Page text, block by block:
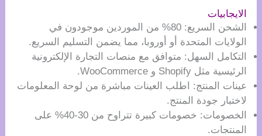
الايجابيات
الشحن السريع: 80% من الموردين موجودون في
الولايات المتحدة أو أوروبا، مما يضمن التسليم السريع.
التكامل السهل: متوافق مع منصات التجارة الإلكترونية
الرئيسية مثل Shopify و WooCommerce.
عينات المنتج: اطلب العينات مباشرة من لوحة المعلومات
لاختبار جودة المنتج.
الخصومات: خصومات كبيرة تتراوح من 30-40% على
المنتجات.